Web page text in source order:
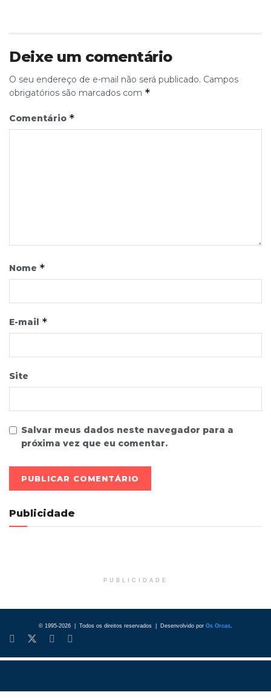
Deixe um comentário
O seu endereço de e-mail não será publicado. Campos
obrigatórios são marcados com *
Comentário *
Nome *
E-mail *
Site
Salvar meus dados neste navegador para a
próxima vez que eu comentar.
Publicidade
PUBLICIDADE
© 1995-2026 | Todos os direitos reservados | Desenvolvido por Os Orcas